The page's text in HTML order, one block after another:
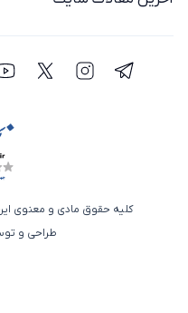
کلیه حقوق مادی و معنوی
طراحی و
شبکه اجتماعی تلگرام
شبکه اجتماعی
شبکه